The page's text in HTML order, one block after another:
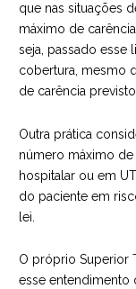
que nas situações
máximo de
seja, passado esse
cobertura, mesmo
de carência
Outra prática
número máximo
hospitalar ou em
do paciente em
lei.
O próprio Superior
esse entendimento